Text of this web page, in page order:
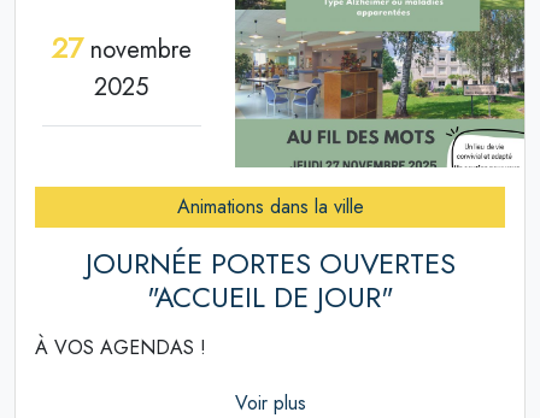
27novembre
2025
Animations dans la ville
JOURNÉE PORTES OUVERTES
"ACCUEIL DE JOUR"
À VOS AGENDAS !
Voir plus